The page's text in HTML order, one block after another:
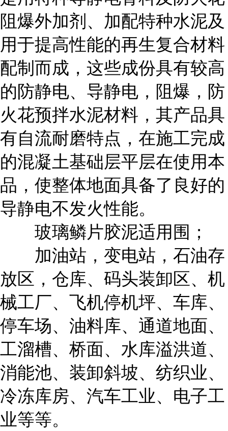
阻爆外加剂、加配特种水泥及
用于提高性能的再生复合材料
配制而成，这些成份具有较高
的防静电、导静电，阻爆，防
火花预拌水泥材料，其产品具
有自流耐磨特点，在施工完成
的混凝土基础层平层在使用本
品，使整体地面具备了良好的
导静电不发火性能。
玻璃鳞片胶泥适用围；
加油站，变电站，石油存
放区，仓库、码头装卸区、机
械工厂、飞机停机坪、车库、
停车场、油料库、通道地面、
工溜槽、桥面、水库溢洪道、
消能池、装卸斜坡、纺织业、
冷冻库房、汽车工业、电子工
业等等。